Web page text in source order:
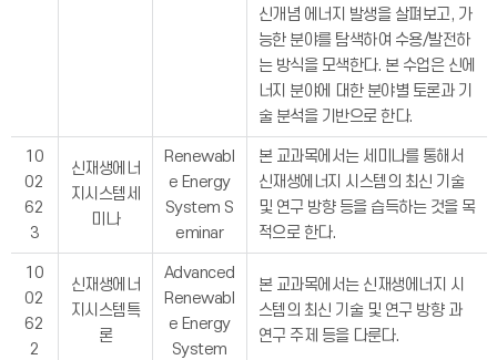
신개념 에너지 발생을 살펴보고, 가
능한 분야를 탐색하여 수용/발전하
는 방식을 모색한다. 본 수업은 신에
너지 분야에 대한 분야별 토론과 기
술 분석을 기반으로 한다.
10
02
62
3
신재생에너
지시스템세
미나
Renewabl
e Energy
System S
eminar
본 교과목에서는 세미나를 통해서
신재생에너지 시스템의 최신 기술
및 연구 방향 등을 습득하는 것을 목
적으로 한다.
10
02
62
2
신재생에너
지시스템특
론
Advanced
Renewabl
e Energy
System
본 교과목에서는 신재생에너지 시
스템의 최신 기술 및 연구 방향 과
연구 주제 등을 다룬다.